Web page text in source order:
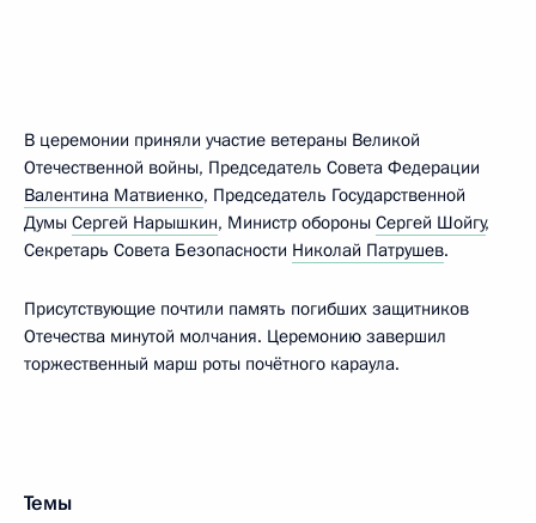
В церемонии приняли участие ветераны Великой
Отечественной войны, Председатель Совета Федерации
Валентина Матвиенко, Председатель Государственной
Думы Сергей Нарышкин, Министр обороны Сергей Шойгу,
Секретарь Совета Безопасности Николай Патрушев.
Присутствующие почтили память погибших защитников
Отечества минутой молчания. Церемонию завершил
торжественный марш роты почётного караула.
Темы